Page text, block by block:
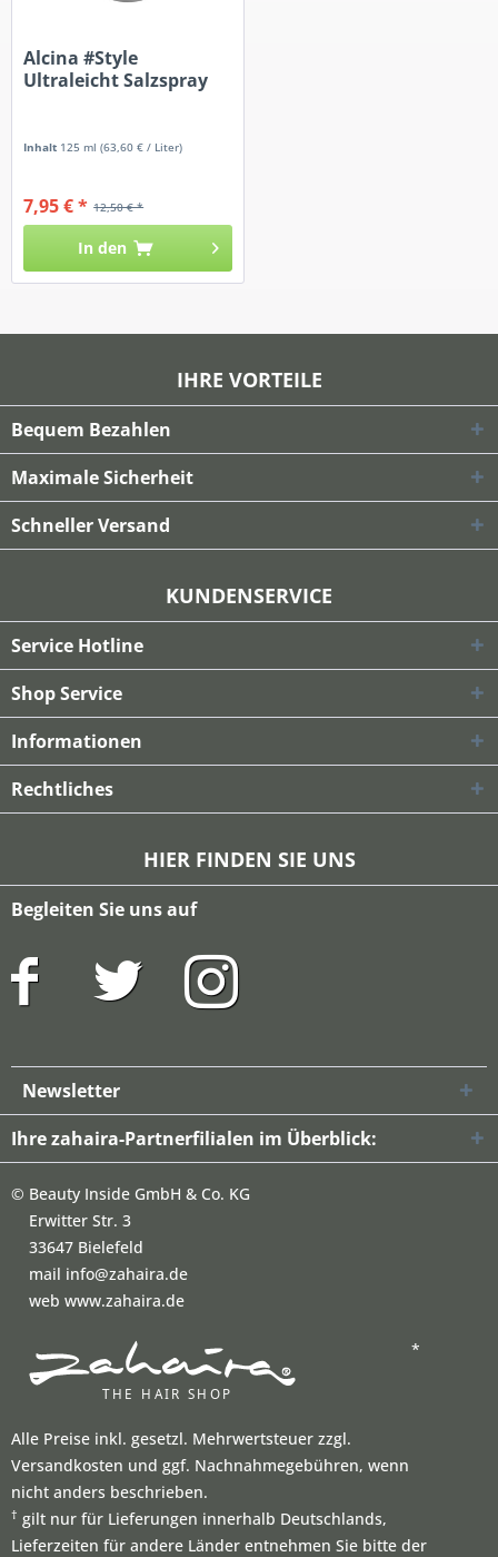
Alcina #Style
Ultraleicht Salzspray
Inhalt 125 ml(63,60 € / Liter)
12,50 € *
7,95 € *
In den
IHRE VORTEILE
Bequem Bezahlen
Maximale Sicherheit
Schneller Versand
KUNDENSERVICE
Service Hotline
Shop Service
Informationen
Rechtliches
HIER FINDEN SIE UNS
Begleiten Sie uns auf
Newsletter
Ihre zahaira-Partnerfilialen im Überblick:
© Beauty Inside GmbH & Co. KG
Erwitter Str. 3
33647 Bielefeld
mail info@zahaira.de
web www.zahaira.de
*
Alle Preise inkl. gesetzl. Mehrwertsteuer zzgl.
Versandkosten und ggf. Nachnahmegebühren, wenn
nicht anders beschrieben.
† gilt nur für Lieferungen innerhalb Deutschlands,
Lieferzeiten für andere Länder entnehmen Sie bitte der